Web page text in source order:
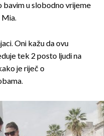
u slobodno vrijeme
Oni kažu da ovu
tek 2 posto ljudi na
je riječ o